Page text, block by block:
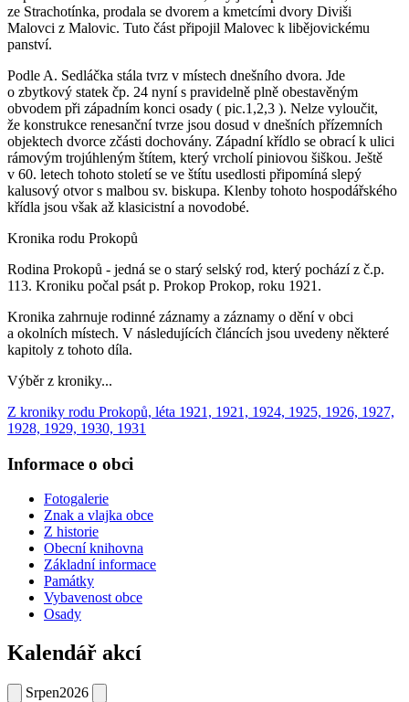
ze Strachotínka, prodala se dvorem a kmetcími dvory Diviši
Malovci z Malovic. Tuto část připojil Malovec k libějovickému
panství.
Podle A. Sedláčka stála tvrz v místech dnešního dvora. Jde
o zbytkový statek čp. 24 nyní s pravidelně plně obestavěným
obvodem při západním konci osady ( pic.1,2,3 ). Nelze vyloučit,
že konstrukce renesanční tvrze jsou dosud v dnešních přízemních
objektech dvorce zčásti dochovány. Západní křídlo se obrací k ulici
rámovým trojúhleným štítem, který vrcholí piniovou šiškou. Ještě
v 60. letech tohoto století se ve štítu usedlosti připomíná slepý
kalusový otvor s malbou sv. biskupa. Klenby tohoto hospodářského
křídla jsou však až klasicistní a novodobé.
Kronika rodu Prokopů
Rodina Prokopů - jedná se o starý selský rod, který pochází z č.p.
113. Kroniku počal psát p. Prokop Prokop, roku 1921.
Kronika zahrnuje rodinné záznamy a záznamy o dění v obci
a okolních místech. V následujících článcích jsou uvedeny některé
kapitoly z tohoto díla.
Výběr z kroniky...
Z kroniky rodu Prokopů, léta 1921, 1921, 1924, 1925, 1926, 1927,
1928, 1929, 1930, 1931
Informace o obci
Fotogalerie
Znak a vlajka obce
Z historie
Obecní knihovna
Základní informace
Památky
Vybavenost obce
Osady
Kalendář akcí
Srpen2026